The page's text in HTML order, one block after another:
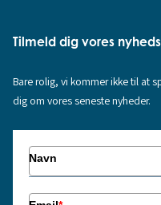
Tilmeld dig vores
Bare rolig, vi kommer ikke til at
dig om vores seneste nyheder.
Navn